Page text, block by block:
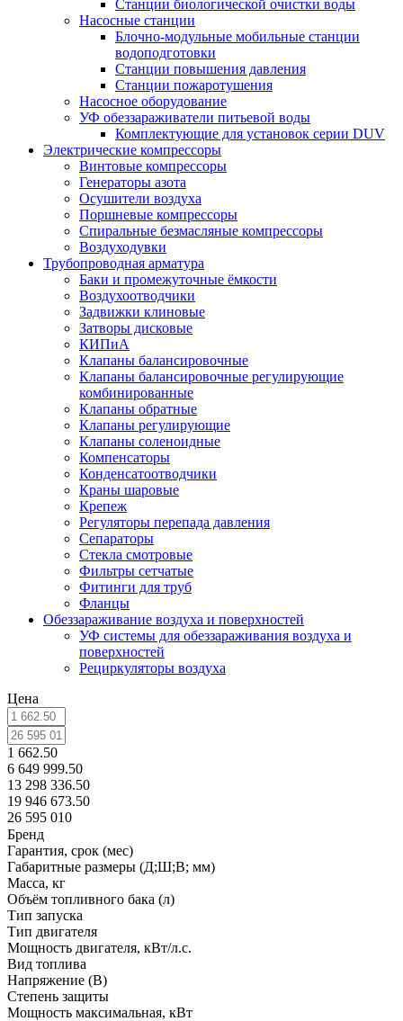
Станции биологической очистки воды
Насосные станции
Блочно-модульные мобильные станции
водоподготовки
Станции повышения давления
Станции пожаротушения
Насосное оборудование
УФ обеззараживатели питьевой воды
Комплектующие для установок серии DUV
Электрические компрессоры
Винтовые компрессоры
Генераторы азота
Осушители воздуха
Поршневые компрессоры
Спиральные безмасляные компрессоры
Воздуходувки
Трубопроводная арматура
Баки и промежуточные ёмкости
Воздухоотводчики
Задвижки клиновые
Затворы дисковые
КИПиА
Клапаны балансировочные
Клапаны балансировочные регулирующие
комбинированные
Клапаны обратные
Клапаны регулирующие
Клапаны соленоидные
Компенсаторы
Конденсатоотводчики
Краны шаровые
Крепеж
Регуляторы перепада давления
Сепараторы
Стекла смотровые
Фильтры сетчатые
Фитинги для труб
Фланцы
Обеззараживание воздуха и поверхностей
УФ системы для обеззараживания воздуха и
поверхностей
Рециркуляторы воздуха
Цена
1 662.50
6 649 999.50
13 298 336.50
19 946 673.50
26 595 010
Бренд
Гарантия, срок (мес)
Габаритные размеры (Д;Ш;В; мм)
Масса, кг
Объём топливного бака (л)
Тип запуска
Тип двигателя
Мощность двигателя, кВт/л.с.
Вид топлива
Напряжение (В)
Степень защиты
Мощность максимальная, кВт